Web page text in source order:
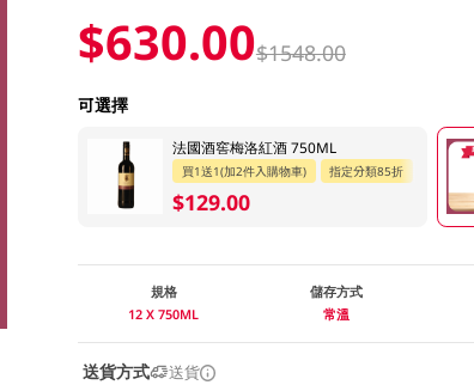
$630.00$1548.00
可選擇
法國酒窖梅洛紅酒 750ML
買1送1(加2件入購物車) 指定分類85折
$129.00
規格
12 X 750ML
儲存方式
常溫
送貨方式 送貨